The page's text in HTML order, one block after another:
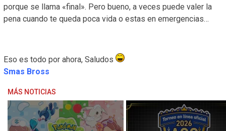
porque se llama «final». Pero bueno, a veces puede valer la
pena cuando te queda poca vida o estas en emergencias…
Eso es todo por ahora, Saludos
Smas Bross
MÁS NOTICIAS